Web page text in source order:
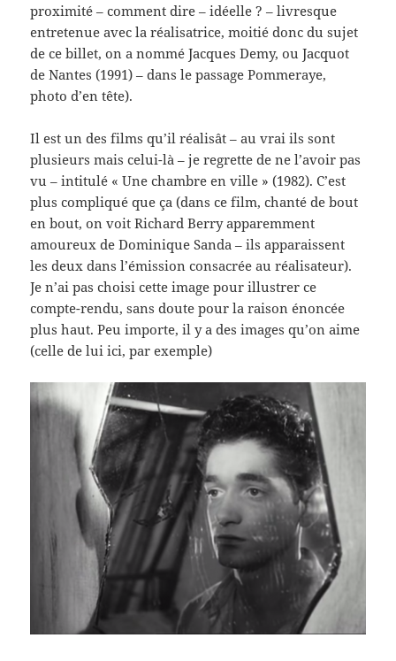
proximité – comment dire – idéelle ? – livresque
entretenue avec la réalisatrice, moitié donc du sujet
de ce billet, on a nommé Jacques Demy, ou Jacquot
de Nantes (1991) – dans le passage Pommeraye,
photo d’en tête).
Il est un des films qu’il réalisât – au vrai ils sont
plusieurs mais celui-là – je regrette de ne l’avoir pas
vu – intitulé « Une chambre en ville » (1982). C’est
plus compliqué que ça (dans ce film, chanté de bout
en bout, on voit Richard Berry apparemment
amoureux de Dominique Sanda – ils apparaissent
les deux dans l’émission consacrée au réalisateur).
Je n’ai pas choisi cette image pour illustrer ce
compte-rendu, sans doute pour la raison énoncée
plus haut. Peu importe, il y a des images qu’on aime
(celle de lui ici, par exemple)